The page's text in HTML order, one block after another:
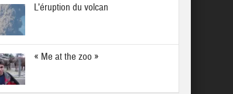
L’éruption du volcan
« Me at the zoo »